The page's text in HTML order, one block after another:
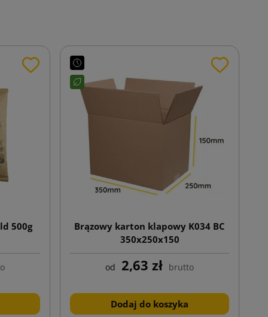
500g
Brązowy karton klapowy K034 BC
350x250x150
od 2,63 zł brutto
Dodaj do koszyka